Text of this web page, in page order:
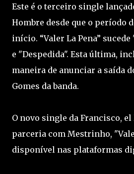
Este é o terceiro single
Hombre desde que o período
início. “Valer La Pena” sucede
e "Despedida". Esta última,
maneira de anunciar a saída
Gomes da banda.
O novo single da Francisco, el
parceria com Mestrinho,
disponível nas plataformas